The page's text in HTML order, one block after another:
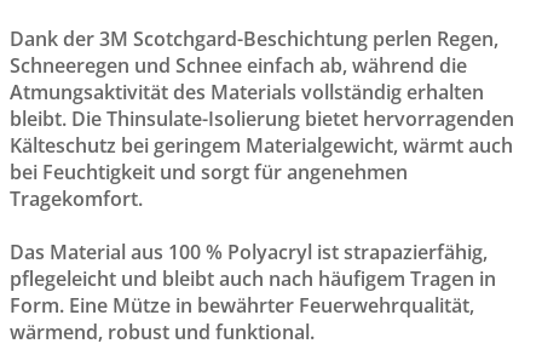
Dank der 3M Scotchgard-Beschichtung perlen Regen,
Schneeregen und Schnee einfach ab, während die
Atmungsaktivität des Materials vollständig erhalten
bleibt. Die Thinsulate-Isolierung bietet hervorragenden
Kälteschutz bei geringem Materialgewicht, wärmt auch
bei Feuchtigkeit und sorgt für angenehmen
Tragekomfort.
Das Material aus 100 % Polyacryl ist strapazierfähig,
pflegeleicht und bleibt auch nach häufigem Tragen in
Form. Eine Mütze in bewährter Feuerwehrqualität,
wärmend, robust und funktional.